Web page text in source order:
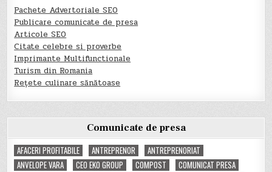
Pachete Advertoriale SEO
Publicare comunicate de presa
Articole SEO
Citate celebre si proverbe
Imprimante Multifunctionale
Turism din Romania
Rețete culinare sănătoase
Comunicate de presa
AFACERI PROFITABILE
ANTREPRENOR
ANTREPRENORIAT
ANVELOPE VARA
CEO EKO GROUP COMPOST
COMUNICAT PRESA